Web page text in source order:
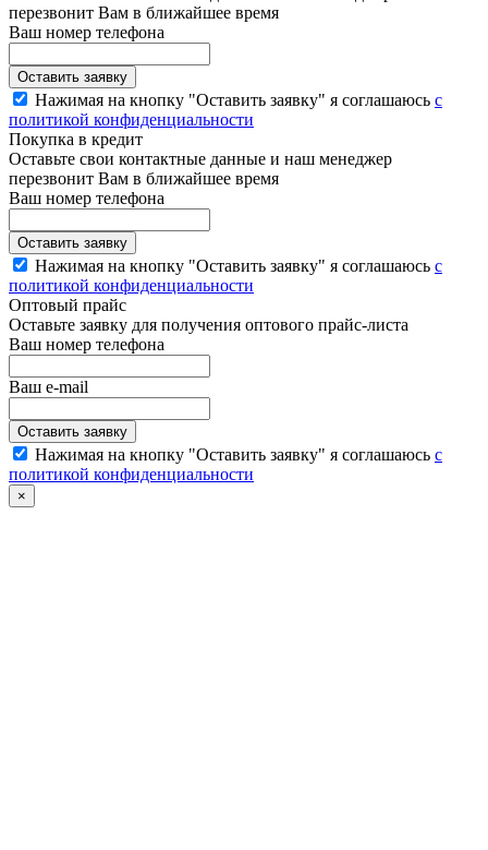
перезвонит Вам в ближайшее время
Ваш номер телефона
Нажимая на кнопку "Оставить заявку" я соглашаюсь с
политикой конфиденциальности
Покупка в кредит
Оставьте свои контактные данные и наш менеджер
перезвонит Вам в ближайшее время
Ваш номер телефона
Нажимая на кнопку "Оставить заявку" я соглашаюсь с
политикой конфиденциальности
Оптовый прайс
Оставьте заявку для получения оптового прайс-листа
Ваш номер телефона
Ваш e-mail
Нажимая на кнопку "Оставить заявку" я соглашаюсь с
политикой конфиденциальности
×